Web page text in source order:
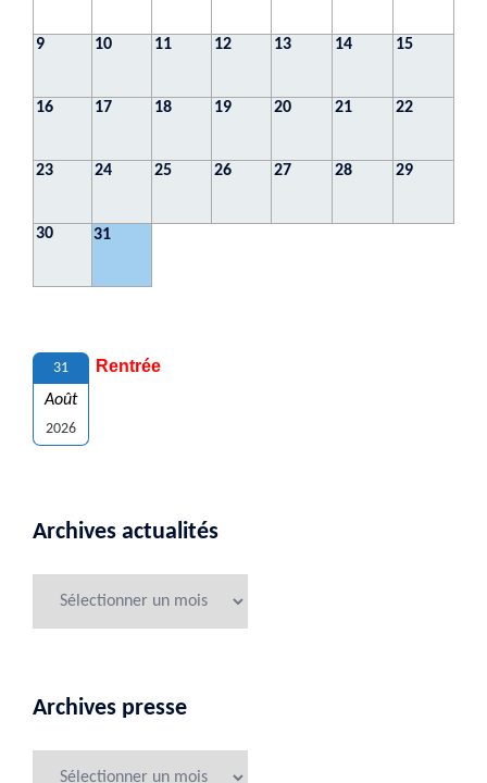
9 10 11 12 13 14 15
16 17 18 19 20 21 22
23 24 25 26 27 28 29
30 31
31
Août
2026
Rentrée
Archives actualités
Archives presse